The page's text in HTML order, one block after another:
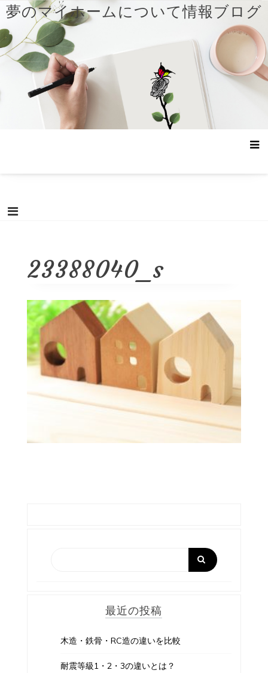
コ
ン
テ
ン
ツ
キ
夢のマイホームについて情報ブログ
23388040_s
最近の投稿
木造・鉄骨・RC造の違いを比較
耐震等級1・2・3の違いとは？